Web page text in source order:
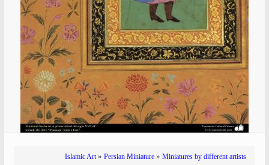
Islamic Art» Persian Miniature » Miniatures by different artists